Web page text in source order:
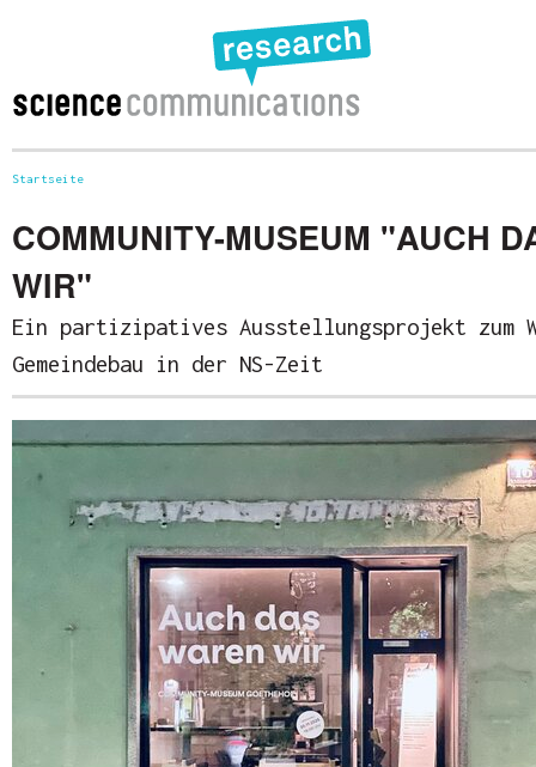
Startseite
COMMUNITY-MUSEUM "AUCH
WIR"
Ein partizipatives Ausstellungsprojekt zum
Gemeindebau in der NS-Zeit